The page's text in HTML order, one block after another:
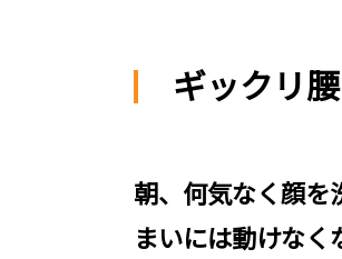
ギックリ
朝、何気なく顔を
まいには動けな